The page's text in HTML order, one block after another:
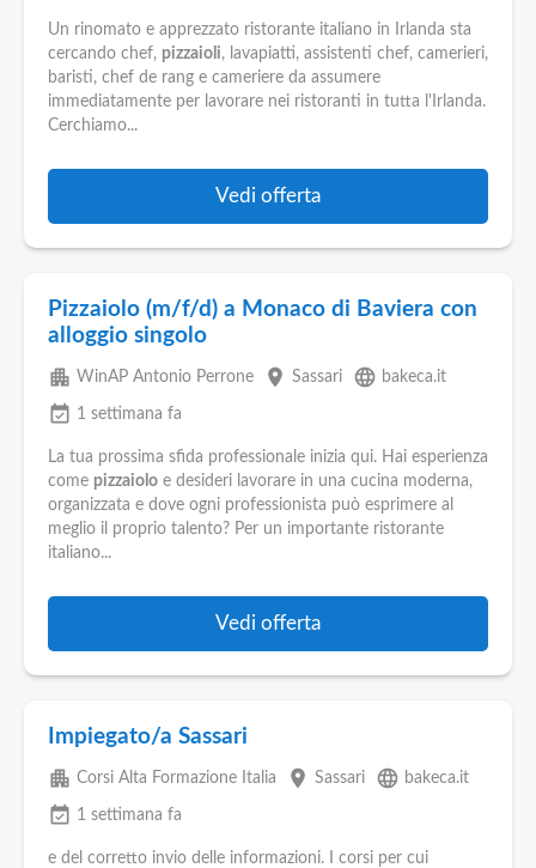
Un rinomato e apprezzato ristorante italiano in Irlanda sta
cercando chef, pizzaioli, lavapiatti, assistenti chef, camerieri,
baristi, chef de rang e cameriere da assumere
immediatamente per lavorare nei ristoranti in tutta l'Irlanda.
Cerchiamo...
Vedi offerta
Pizzaiolo (m/f/d) a Monaco di Baviera con
alloggio singolo
apartment WinAP Antonio Perrone place Sassari language bakeca.it
event_available 1 settimana fa
La tua prossima sfida professionale inizia qui. Hai esperienza
come pizzaiolo e desideri lavorare in una cucina moderna,
organizzata e dove ogni professionista può esprimere al
meglio il proprio talento? Per un importante ristorante
italiano...
Vedi offerta
Impiegato/a Sassari
apartment Corsi Alta Formazione Italia place Sassari language bakeca.it
event_available 1 settimana fa
e del corretto invio delle informazioni. I corsi per cui